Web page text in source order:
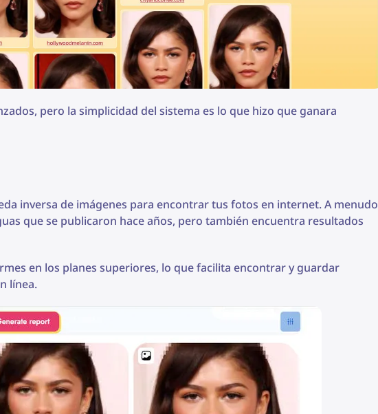
pero la simplicidad del sistema es lo que hizo que ganara
inversa de imágenes para encontrar tus fotos en internet. A menudo
que se publicaron hace años, pero también encuentra resultados
en los planes superiores, lo que facilita encontrar y guardar
línea.